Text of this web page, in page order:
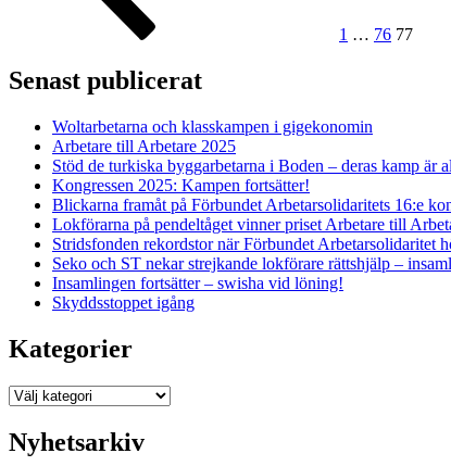
1 … 76 77
Senast publicerat
Woltarbetarna och klasskampen i gigekonomin
Arbetare till Arbetare 2025
Stöd de turkiska byggarbetarna i Boden – deras kamp är
Kongressen 2025: Kampen fortsätter!
Blickarna framåt på Förbundet Arbetarsolidaritets 16:e
Lokförarna på pendeltåget vinner priset Arbetare till
Stridsfonden rekordstor när Förbundet Arbetarsolidaritet
Seko och ST nekar strejkande lokförare rättshjälp –
Insamlingen fortsätter – swisha vid löning!
Skyddsstoppet igång
Kategorier
Kategorier
Nyhetsarkiv